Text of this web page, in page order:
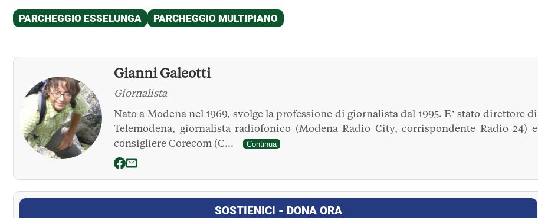
Gianni Galeotti
Giornalista
Nato a Modena nel 1969, svolge la professione di giornalista dal 1995. E’ stato direttore di
Telemodena, giornalista radiofonico (Modena Radio City, corrispondente Radio 24) e
consigliere Corecom (C...
Continua
La Pressa
SOSTIENICI - DONA ORA